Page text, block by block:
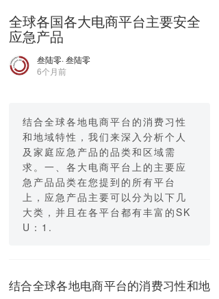
全球各国各大电商平台主要安全
应急产品
叁陆零· 叁陆零
6个月前
结合全球各地电商平台的消费习性
和地域特性，我们来深入分析个人
及家庭应急产品的品类和区域需
求。一、各大电商平台上的主要应
急产品品类在您提到的所有平台
上，应急产品主要可以分为以下几
大类，并且在各平台都有丰富的SK
U：1.
结合全球各地电商平台的消费习性和地